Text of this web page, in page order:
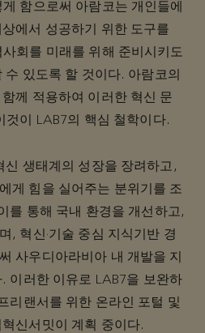
함으로써 아람코는 개인들에
에서 성공하기 위한 도구를
회를 미래를 위해 준비시키도
있도록 할 것이다. 아람코의
께 적용하여 이러한 혁신 문
것이 LAB7의 핵심 철학이다.
신 생태계의 성장을 장려하고,
게 힘을 실어주는 분위기를 조
를 통해 국내 환경을 개선하고,
, 혁신·기술 중심 지식기반 경
사우디아라비아 내 개발을 지
이러한 이유로 LAB7을 보완하
리랜서를 위한 온라인 포털 및
신서밋이 계획 중이다.